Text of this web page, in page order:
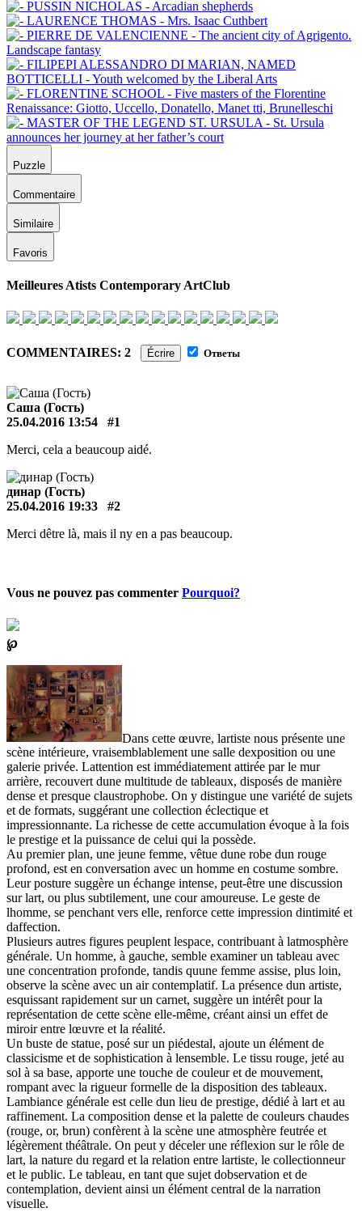
Puzzle
Commentaire
Similaire
Favoris
Meilleures Atists Contemporary ArtClub
COMMENTAIRES: 2 Écrire Ответы
Саша (Гость)
25.04.2016 13:54
#1
Merci, cela a beaucoup aidé.
динар (Гость)
25.04.2016 19:33
#2
Merci dêtre là, mais il ny en a pas beaucoup.
Vous ne pouvez pas commenter Pourquoi?
℘
Dans cette œuvre, lartiste nous présente une
scène intérieure, vraisemblablement une salle dexposition ou une
galerie privée. Lattention est immédiatement attirée par le mur
arrière, recouvert dune multitude de tableaux, disposés de manière
dense et presque claustrophobe. On y distingue une variété de sujets
et de formats, suggérant une collection éclectique et
impressionnante. La richesse de cette accumulation évoque à la fois
le prestige et la puissance de celui qui la possède.
Au premier plan, une jeune femme, vêtue dune robe dun rouge
profond, est en conversation avec un homme en costume sombre.
Leur posture suggère un échange intense, peut-être une discussion
sur lart, ou plus subtilement, une cour amoureuse. Le geste de
lhomme, se penchant vers elle, renforce cette impression dintimité et
daffection.
Plusieurs autres figures peuplent lespace, contribuant à latmosphère
générale. Un homme, à gauche, semble examiner un tableau avec
une concentration profonde, tandis quune femme assise, plus loin,
observe la scène avec un air contemplatif. La présence dun artiste,
esquissant rapidement sur un carnet, suggère un intérêt pour la
représentation de cette scène elle-même, créant ainsi un effet de
miroir entre lœuvre et la réalité.
Un buste de statue, posé sur un piédestal, ajoute un élément de
classicisme et de sophistication à lensemble. Le tissu rouge, jeté au
sol à sa base, apporte une touche de couleur et de mouvement,
rompant avec la rigueur formelle de la disposition des tableaux.
Lambiance générale est celle dun lieu de prestige, dédié à lart et au
raffinement. La composition dense et la palette de couleurs chaudes
(rouge, or, brun) confèrent à la scène une atmosphère feutrée et
légèrement théâtrale. On peut y déceler une réflexion sur le rôle de
lart, la nature du regard et la relation entre lartiste, le collectionneur
et le public. Le tableau, en tant que sujet dobservation et de
contemplation, devient ainsi un élément central de la narration
visuelle.